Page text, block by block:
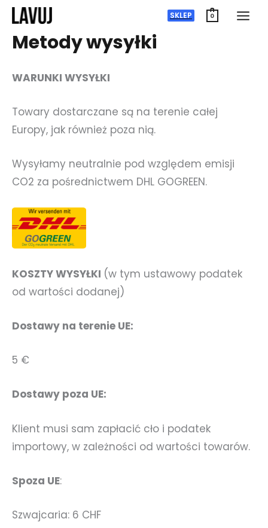
Przejdź
do
treści
SKLEP 0
Metody wysyłki
WARUNKI WYSYŁKI
Towary dostarczane są na terenie całej
Europy, jak również poza nią.
Wysyłamy neutralnie pod względem emisji
CO2 za pośrednictwem DHL GOGREEN.
KOSZTY WYSYŁKI (w tym ustawowy podatek
od wartości dodanej)
Dostawy na terenie UE:
5 €
Dostawy poza UE:
Klient musi sam zapłacić cło i podatek
importowy, w zależności od wartości towarów.
Spoza UE:
Szwajcaria: 6 CHF